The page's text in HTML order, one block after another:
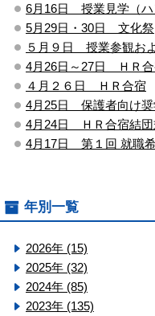
6月16日 授業見学（ハ
5月29日・30日 文化祭
５月９日 授業参観お
4月26日～27日 ＨＲ
４月２６日 ＨＲ合宿
4月25日 保護者向け奨
4月24日 ＨＲ合宿結団
4月17日 第１回 就職
年別一覧
2026年 (15)
2025年 (32)
2024年 (85)
2023年 (135)